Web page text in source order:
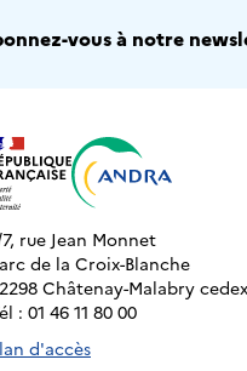
vous à notre
rue Jean Monnet
de la Croix-Blanche
Châtenay-Malabry cedex
: 01 46 11 80 00
d'accès